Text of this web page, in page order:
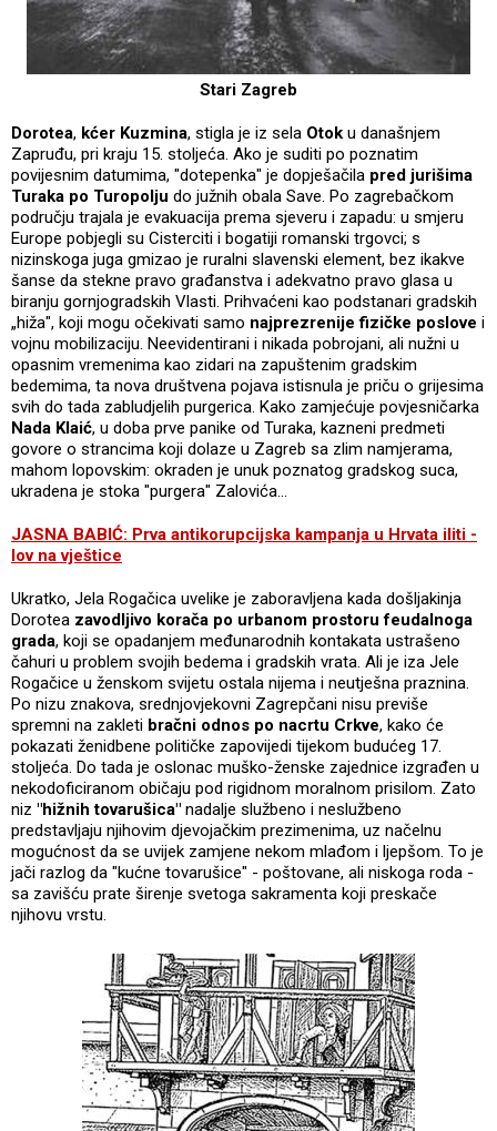
Stari Zagreb
Dorotea, kćer Kuzmina, stigla je iz sela Otok u današnjem
Zapruđu, pri kraju 15. stoljeća. Ako je suditi po poznatim
povijesnim datumima, "dotepenka" je dopješačila pred jurišima
Turaka po Turopolju do južnih obala Save. Po zagrebačkom
području trajala je evakuacija prema sjeveru i zapadu: u smjeru
Europe pobjegli su Cisterciti i bogatiji romanski trgovci; s
nizinskoga juga gmizao je ruralni slavenski element, bez ikakve
šanse da stekne pravo građanstva i adekvatno pravo glasa u
biranju gornjogradskih Vlasti. Prihvaćeni kao podstanari gradskih
„hiža", koji mogu očekivati samo najprezrenije fizičke poslove i
vojnu mobilizaciju. Neevidentirani i nikada pobrojani, ali nužni u
opasnim vremenima kao zidari na zapuštenim gradskim
bedemima, ta nova društvena pojava istisnula je priču o grijesima
svih do tada zabludjelih purgerica. Kako zamjećuje povjesničarka
Nada Klaić, u doba prve panike od Turaka, kazneni predmeti
govore o strancima koji dolaze u Zagreb sa zlim namjerama,
mahom lopovskim: okraden je unuk poznatog gradskog suca,
ukradena je stoka "purgera" Zalovića...
JASNA BABIĆ: Prva antikorupcijska kampanja u Hrvata iliti -
lov na vještice
Ukratko, Jela Rogačica uvelike je zaboravljena kada došljakinja
Dorotea zavodljivo korača po urbanom prostoru feudalnoga
grada, koji se opadanjem međunarodnih kontakata ustrašeno
čahuri u problem svojih bedema i gradskih vrata. Ali je iza Jele
Rogačice u ženskom svijetu ostala nijema i neutješna praznina.
Po nizu znakova, srednjovjekovni Zagrepčani nisu previše
spremni na zakleti bračni odnos po nacrtu Crkve, kako će
pokazati ženidbene političke zapovijedi tijekom budućeg 17.
stoljeća. Do tada je oslonac muško-ženske zajednice izgrađen u
nekodoficiranom običaju pod rigidnom moralnom prisilom. Zato
niz "hižnih tovarušica" nadalje službeno i neslužbeno
predstavljaju njihovim djevojačkim prezimenima, uz načelnu
mogućnost da se uvijek zamjene nekom mlađom i ljepšom. To je
jači razlog da "kućne tovarušice" - poštovane, ali niskoga roda -
sa zavišću prate širenje svetoga sakramenta koji preskače
njihovu vrstu.